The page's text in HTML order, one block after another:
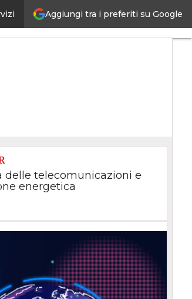
Aggiungi tra i preferiti su Google
delle telecomunicazioni e
energetica